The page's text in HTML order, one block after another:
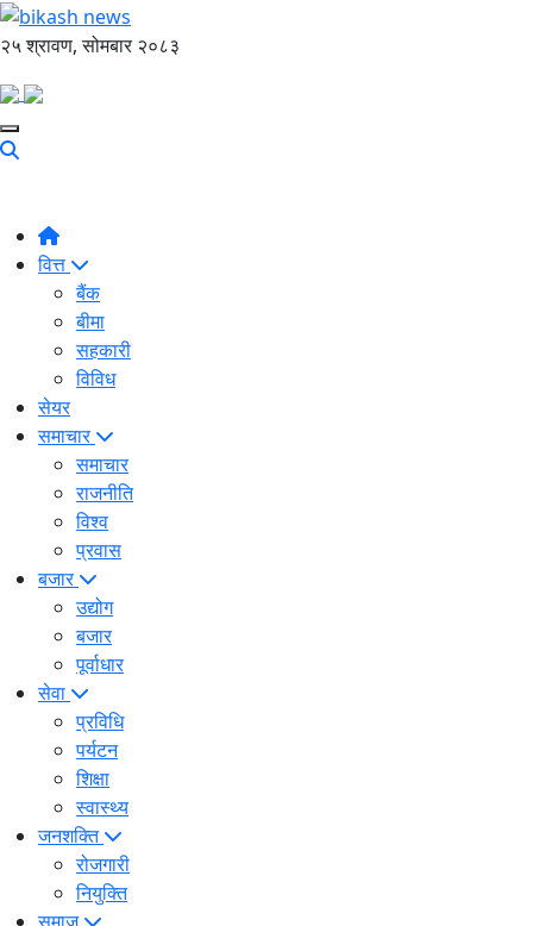
२५ श्रावण, सोमबार २०८३
वित्त
बैंक
बीमा
सहकारी
विविध
सेयर
समाचार
समाचार
राजनीति
विश्व
प्रवास
बजार
उद्योग
बजार
पूर्वाधार
सेवा
प्रविधि
पर्यटन
शिक्षा
स्वास्थ्य
जनशक्ति
रोजगारी
नियुक्ति